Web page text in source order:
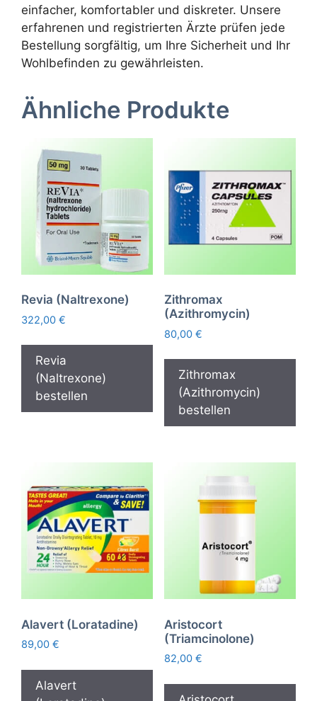
einfacher, komfortabler und diskreter. Unsere
erfahrenen und registrierten Ärzte prüfen jede
Bestellung sorgfältig, um Ihre Sicherheit und Ihr
Wohlbefinden zu gewährleisten.
Ähnliche Produkte
Revia (Naltrexone)
322,00 €
Revia
(Naltrexone)
bestellen
Zithromax
(Azithromycin)
80,00 €
Zithromax
(Azithromycin)
bestellen
Alavert (Loratadine)
89,00 €
Alavert
Aristocort
(Triamcinolone)
82,00 €